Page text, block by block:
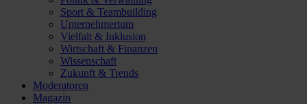
Sport & Teambuilding
Unternehmertum
Vielfalt & Inklusion
Wirtschaft & Finanzen
Wissenschaft
Zukunft & Trends
Moderatoren
Magazin